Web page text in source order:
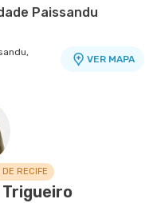
Paissandu
VER MAPA
I - Boa
RECIFE
Trigueiro